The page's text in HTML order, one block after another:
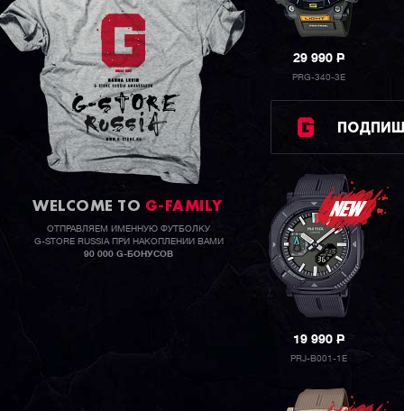
WELCOME TO G-FAMILY
ОТПРАВЛЯЕМ ИМЕННУЮ ФУТБОЛКУ
G-STORE RUSSIA ПРИ НАКОПЛЕНИИ ВАМИ
90 000 G-БОНУСОВ
29 990P
PRG-340-3E
19 990P
PRJ-B001-1E